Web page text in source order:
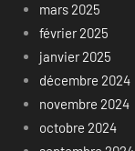
mars 2025
février 2025
janvier 2025
décembre 2024
novembre 2024
octobre 2024